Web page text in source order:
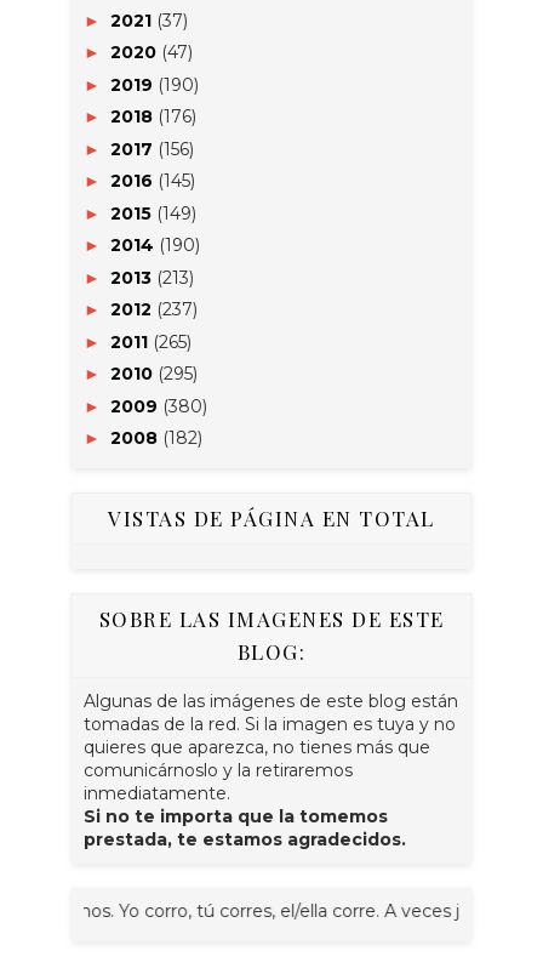
► 2021 (37)
► 2020 (47)
► 2019 (190)
► 2018 (176)
► 2017 (156)
► 2016 (145)
► 2015 (149)
► 2014 (190)
► 2013 (213)
► 2012 (237)
► 2011 (265)
► 2010 (295)
► 2009 (380)
► 2008 (182)
VISTAS DE PÁGINA EN TOTAL
SOBRE LAS IMAGENES DE ESTE
BLOG:
Algunas de las imágenes de este blog están
tomadas de la red. Si la imagen es tuya y no
quieres que aparezca, no tienes más que
comunicárnoslo y la retiraremos
inmediatamente.
Si no te importa que la tomemos
prestada, te estamos agradecidos.
Yo corro, tú corres, el/ella corre. A veces juntos,